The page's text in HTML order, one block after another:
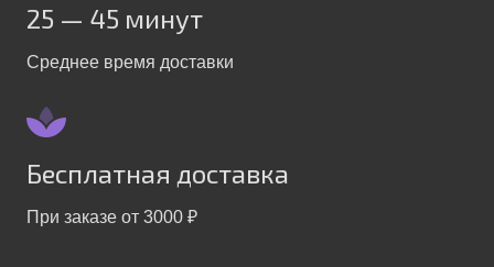
25 — 45 минут
Среднее время доставки
Бесплатная доставка
При заказе от 3000 ₽